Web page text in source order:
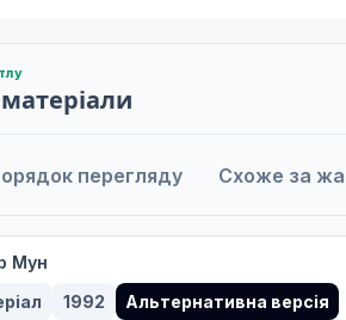
V
перегляду Схоже за
Мун
1992 Альтернативна версія